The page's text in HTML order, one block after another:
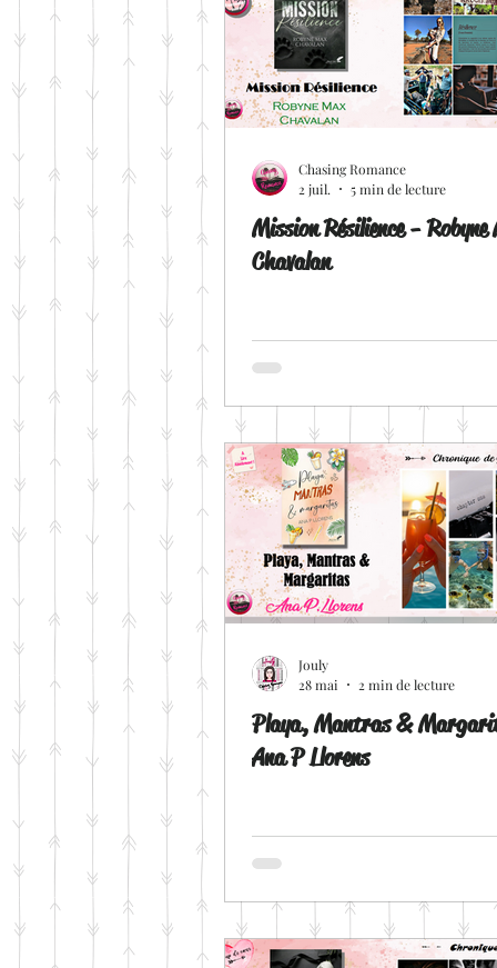
Mission Résilience - Robyne
Chavalan
Chasing Romance
2 juil.
5 min de lecture
Playa, Mantras &
Ana P Llorens
Jouly
28 mai
2 min de lecture